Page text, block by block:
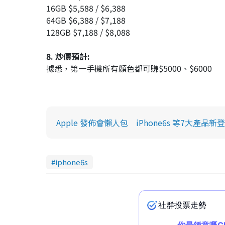
16GB $5,588 / $6,388
64GB $6,388 / $7,188
128GB $7,188 / $8,088
8. 炒價預計:
據悉，第一手機所有顏色都可賺$5000、$6000
Apple 發佈會懶人包 iPhone6s 等7大產品新
iphone6s